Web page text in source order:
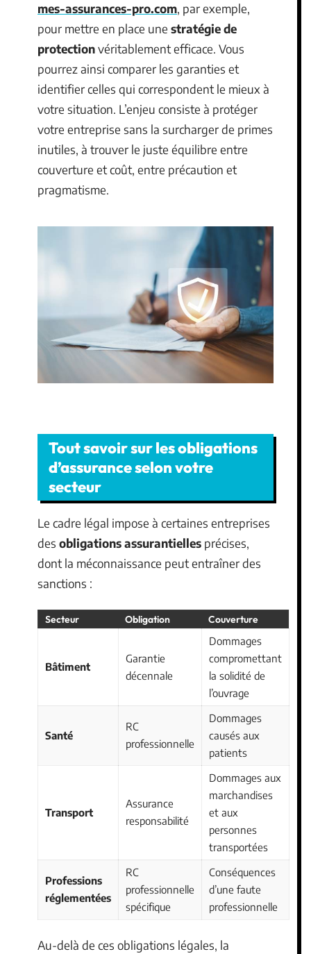
mes-assurances-pro.com, par exemple,
pour mettre en place une stratégie de
protectionvéritablement efficace. Vous
pourrez ainsi comparer les garanties et
identifier celles qui correspondent le mieux à
votre situation. L’enjeu consiste à protéger
votre entreprise sans la surcharger de primes
inutiles, à trouver le juste équilibre entre
couverture et coût, entre précaution et
pragmatisme.
Tout savoir sur les obligations
d’assurance selon votre
secteur
Le cadre légal impose à certaines entreprises
des obligations assurantielles précises,
dont la méconnaissance peut entraîner des
sanctions :
Secteur Obligation Couverture
Bâtiment
Garantie
décennale
Dommages
compromettant
la solidité de
l’ouvrage
Santé
RC
professionnelle
Dommages
causés aux
patients
Transport
Assurance
responsabilité
Dommages aux
marchandises
et aux
personnes
transportées
Professions
réglementées
RC
professionnelle
spécifique
Conséquences
d’une faute
professionnelle
Au-delà de ces obligations légales, la